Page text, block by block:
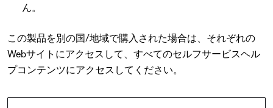
ん。
この製品を別の国/地域で購入された場合は、それぞれの
Webサイトにアクセスして、すべてのセルフサービスヘル
プコンテンツにアクセスしてください。